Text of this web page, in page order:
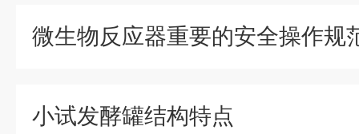
微生物反应器重要的安全操作规
小试发酵罐结构特点